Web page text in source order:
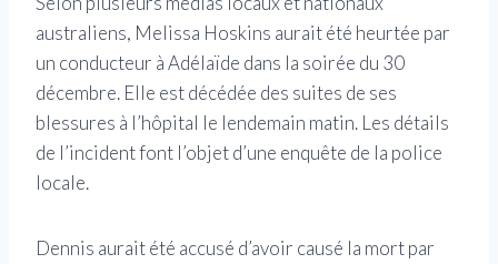
australiens, Melissa Hoskins aurait été heurtée par
un conducteur à Adélaïde dans la soirée du 30
décembre. Elle est décédée des suites de ses
blessures à l’hôpital le lendemain matin. Les détails
de l’incident font l’objet d’une enquête de la police
locale.
Dennis aurait été accusé d’avoir causé la mort par